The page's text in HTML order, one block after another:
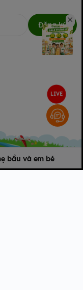
Đăng ký
bầu và em bé
LIVE